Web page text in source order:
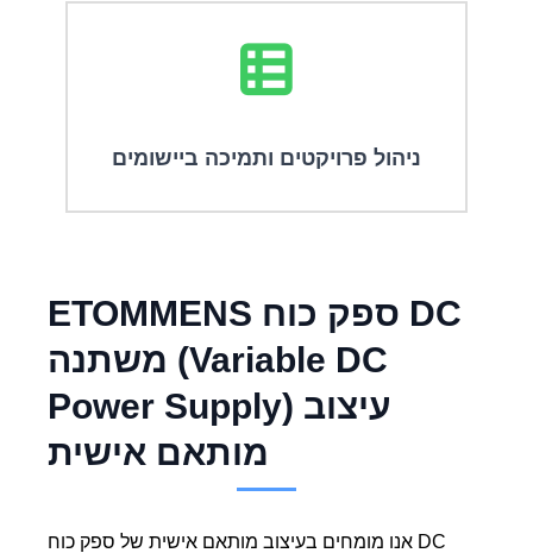
ניהול פרויקטים ותמיכה ביישומים
ETOMMENS ספק כוח DC
משתנה (Variable DC
Power Supply) עיצוב
מותאם אישית
אנו מומחים בעיצוב מותאם אישית של ספק כוח DC